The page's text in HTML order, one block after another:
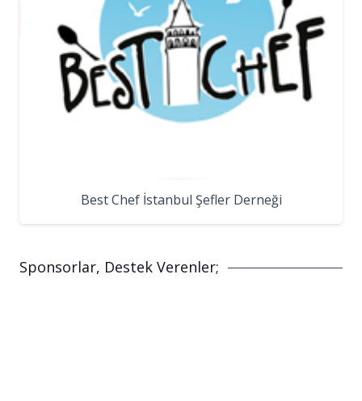
Best Chef İstanbul Şefler Derneği
Sponsorlar, Destek Verenler;